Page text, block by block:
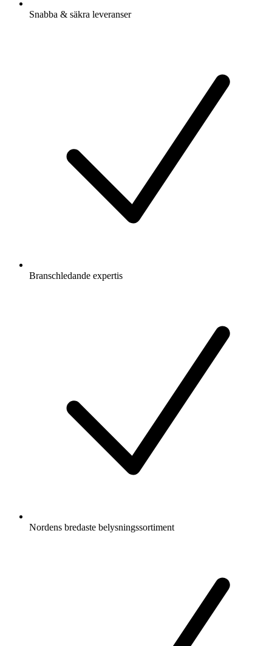
Snabba & säkra leveranser
Branschledande expertis
Nordens bredaste belysningssortiment